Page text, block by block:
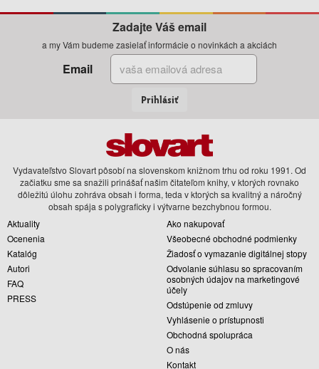
Zadajte Váš email
a my Vám budeme zasielať informácie o novinkách a akciách
Email
Prihlásiť
Vydavateľstvo Slovart pôsobí na slovenskom knižnom trhu od roku 1991. Od
začiatku sme sa snažili prinášať našim čitateľom knihy, v ktorých rovnako
dôležitú úlohu zohráva obsah i forma, teda v ktorých sa kvalitný a náročný
obsah spája s polygraficky i výtvarne bezchybnou formou.
Aktuality
Ocenenia
Katalóg
Autori
FAQ
PRESS
Ako nakupovať
Všeobecné obchodné podmienky
Žiadosť o vymazanie digitálnej stopy
Odvolanie súhlasu so spracovaním
osobných údajov na marketingové
účely
Odstúpenie od zmluvy
Vyhlásenie o prístupnosti
Obchodná spolupráca
O nás
Kontakt